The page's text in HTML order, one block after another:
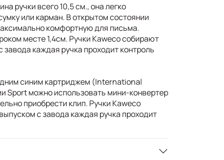
ручки всего 10,5 см., она легко
или карман. В открытом состоянии
комфортную для письма.
месте 1,4см. Ручки Kaweco собирают
каждая ручка проходит контроль
синим картриджем (International
Sport можно использовать мини-конвертер
приобрести клип. Ручки Kaweco
с завода каждая ручка проходит